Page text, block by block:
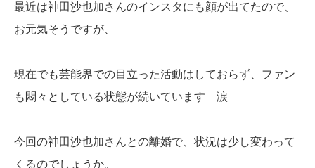
最近は神田沙也加さんのインスタにも顔が出てたので、
お元気そうですが、
現在でも芸能界での目立った活動はしておらず、ファン
も悶々としている状態が続いています 涙
今回の神田沙也加さんとの離婚で、状況は少し変わって
くるのでしょうか。